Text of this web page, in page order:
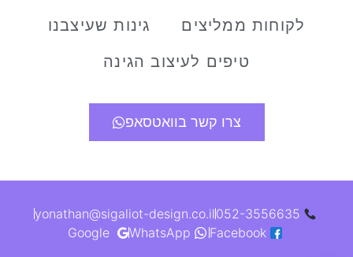
לקוחות ממליצים
גינות שעיצבנו
טיפים לעיצוב הגינה
צרו קשר בוואטסאפ
052-3556635
yonathan@sigaliot-design.co.il
Facebook
WhatsApp
Google